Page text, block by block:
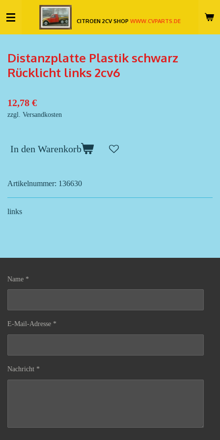
Hauptinhalt
springen
CITROEN 2CV SHOPWWW.CVPARTS.DE
Distanzplatte Plastik schwarz
Rücklicht links 2cv6
12,78 €
zzgl. Versandkosten
In den Warenkorb
Artikelnummer: 136630
links
Name *
E-Mail-Adresse *
Nachricht *